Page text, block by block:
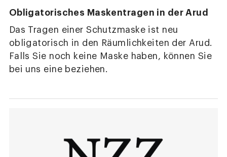
Obligatorisches Maskentragen in der Arud
Das Tragen einer Schutzmaske ist neu
obligatorisch in den Räumlichkeiten der Arud.
Falls Sie noch keine Maske haben, können Sie
bei uns eine beziehen.